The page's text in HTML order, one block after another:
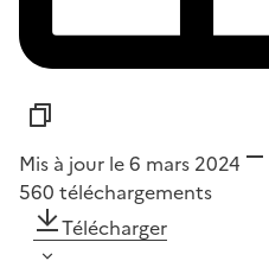
Mis à jour le 6 mars 2024
560 téléchargements
Télécharger